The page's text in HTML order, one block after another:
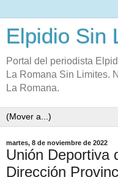
Elpidio Sin
Portal del periodista
La Romana Sin Limites.
La Romana.
martes, 8 de noviembre de 2022
Unión Deportiva
Dirección